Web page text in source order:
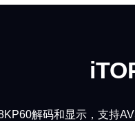
解码和显示，支持